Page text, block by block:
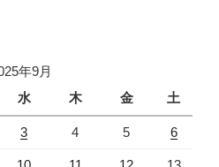
年9月
水 木 金 土
3 4 5 6